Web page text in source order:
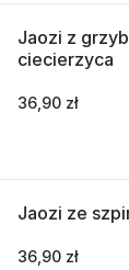
Jaozi z
ciecierzyca
36,90 zł
Jaozi ze
36,90 zł